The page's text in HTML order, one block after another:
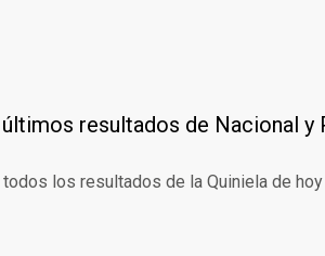
últimos resultados de Nacional y
los resultados de la Quiniela de